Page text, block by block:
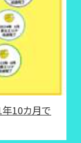
年10カ月で